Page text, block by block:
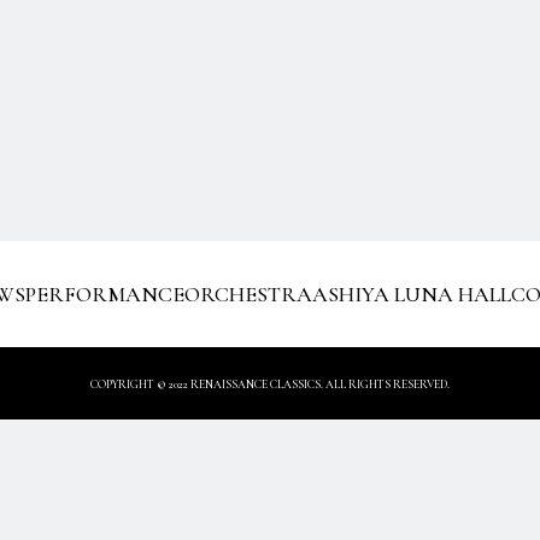
PERFORMANCEORCHESTRAASHIYA LUNA HALL
COPYRIGHT © 2022 RENAISSANCE CLASSICS. ALL RIGHTS RESERVED.